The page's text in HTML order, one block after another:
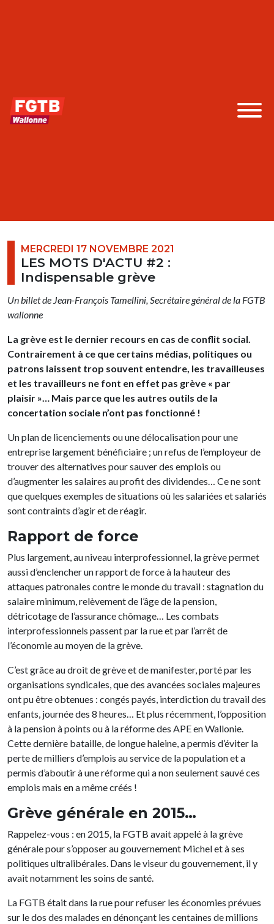
MERCREDI 17 NOVEMBRE 2021
LES MOTS D'ACTU #2 :
Indispensable grève
Un billet de Jean-François Tamellini, Secrétaire général de la FGTB
wallonne
La grève est le dernier recours en cas de conflit social.
Contrairement à ce que certains médias, politiques ou
patrons laissent trop souvent entendre, les travailleuses
et les travailleurs ne font en effet pas grève « par
plaisir »… Mais parce que les autres outils de la
concertation sociale n’ont pas fonctionné !
Un plan de licenciements ou une délocalisation pour une
entreprise largement bénéficiaire ; un refus de l’employeur de
trouver des alternatives pour sauver des emplois ou
d’augmenter les salaires au profit des dividendes… Ce ne sont
que quelques exemples de situations où les salariées et salariés
sont contraints d’agir et de réagir.
Rapport de force
Plus largement, au niveau interprofessionnel, la grève permet
aussi d’enclencher un rapport de force à la hauteur des
attaques patronales contre le monde du travail : stagnation du
salaire minimum, relèvement de l’âge de la pension,
détricotage de l’assurance chômage… Les combats
interprofessionnels passent par la rue et par l’arrêt de
l’économie au moyen de la grève.
C’est grâce au droit de grève et de manifester, porté par les
organisations syndicales, que des avancées sociales majeures
ont pu être obtenues : congés payés, interdiction du travail des
enfants, journée des 8 heures… Et plus récemment, l’opposition
à la pension à points ou à la réforme des APE en Wallonie.
Cette dernière bataille, de longue haleine, a permis d’éviter la
perte de milliers d’emplois au service de la population et a
permis d’aboutir à une réforme qui a non seulement sauvé ces
emplois mais en a même créés !
Grève générale en 2015…
Rappelez-vous : en 2015, la FGTB avait appelé à la grève
générale pour s’opposer au gouvernement Michel et à ses
politiques ultralibérales. Dans le viseur du gouvernement, il y
avait notamment les soins de santé.
La FGTB était dans la rue pour refuser les économies prévues
sur le dos des malades en dénonçant les centaines de millions